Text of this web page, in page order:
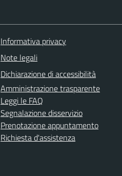
Informativa privacy
Note legali
Dichiarazione di accessibilità
Amministrazione trasparente
Leggi le FAQ
Segnalazione disservizio
Prenotazione appuntamento
Richiesta d'assistenza